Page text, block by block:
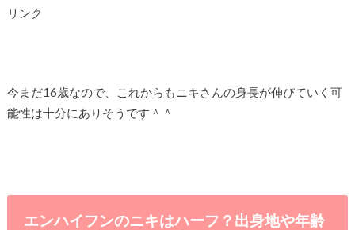
リンク
今まだ16歳なので、これからもニキさんの身長が伸びていく可
能性は十分にありそうです＾＾
エンハイフンのニキはハーフ？出身地や年齢